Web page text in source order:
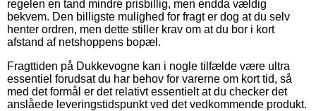
regelen en tand mindre prisbillig, men endda vældig
bekvem. Den billigste mulighed for fragt er dog at du selv
henter ordren, men dette stiller krav om at du bor i kort
afstand af netshoppens bopæl.
Fragttiden på Dukkevogne kan i nogle tilfælde være ultra
essentiel forudsat du har behov for varerne om kort tid, så
med det formål er det relativt essentielt at du checker det
anslåede leveringstidspunkt ved det vedkommende produkt.